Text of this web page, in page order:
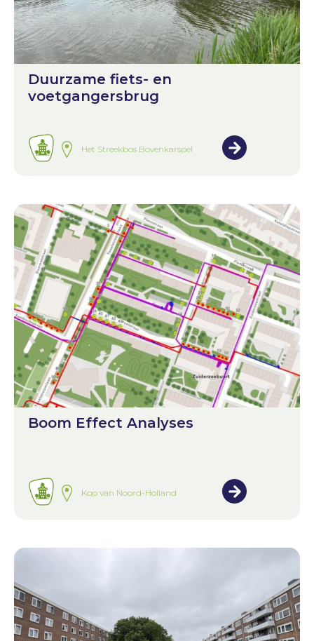
Duurzame fiets- en
voetgangersbrug
Het Streekbos Bovenkarspel
Boom Effect Analyses
Kop van Noord-Holland